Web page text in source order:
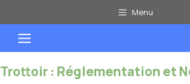
au
contenu
Menu
Menu
Trottoir : Réglementation et